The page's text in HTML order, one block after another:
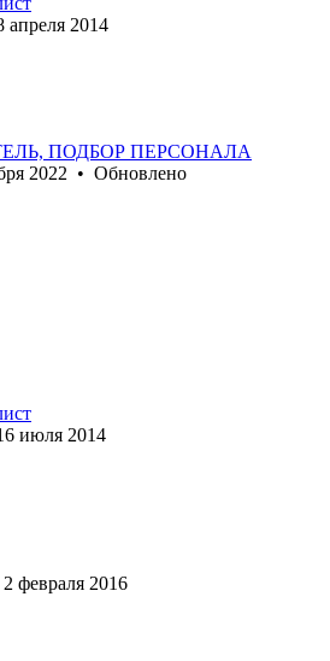
апреля 2014
ПОДБОР ПЕРСОНАЛА
2022 • Обновлено
июля 2014
2 февраля 2016